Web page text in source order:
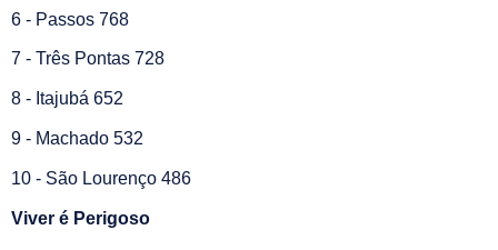
6 - Passos 768
7 - Três Pontas 728
8 - Itajubá 652
9 - Machado 532
10 - São Lourenço 486
Viver é Perigoso